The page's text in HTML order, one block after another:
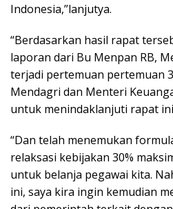
Indonesia,”lanjutya.
“Berdasarkan hasil rapat
laporan dari Bu Menpan RB,
terjadi pertemuan pertemuan
Mendagri dan Menteri
untuk menindaklanjuti rapat
“Dan telah menemukan
relaksasi kebijakan 30%
untuk belanja pegawai kita.
ini, saya kira ingin kemudian